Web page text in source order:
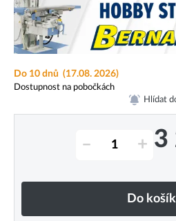
Do 10 dnů (17.08. 2026)
Dostupnost na pobočkách
Hlídat
– + 3
Do